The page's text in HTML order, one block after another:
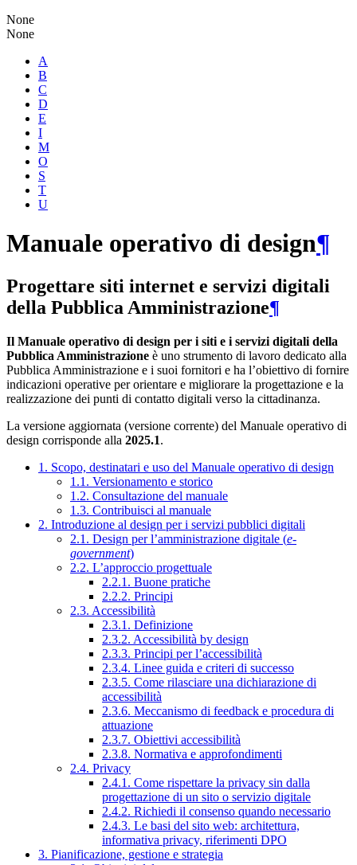
None
None
A
B
C
D
E
I
M
O
S
T
U
Manuale operativo di design¶
Progettare siti internet e servizi digitali
della Pubblica Amministrazione¶
Il Manuale operativo di design per i siti e i servizi digitali della
Pubblica Amministrazione è uno strumento di lavoro dedicato alla
Pubblica Amministrazione e i suoi fornitori e ha l’obiettivo di fornire
indicazioni operative per orientare e migliorare la progettazione e la
realizzazione dei punti di contatto digitali verso la cittadinanza.
La versione aggiornata (versione corrente) del Manuale operativo di
design corrisponde alla 2025.1.
1. Scopo, destinatari e uso del Manuale operativo di design
1.1. Versionamento e storico
1.2. Consultazione del manuale
1.3. Contribuisci al manuale
2. Introduzione al design per i servizi pubblici digitali
2.1. Design per l’amministrazione digitale (e-
government)
2.2. L’approccio progettuale
2.2.1. Buone pratiche
2.2.2. Principi
2.3. Accessibilità
2.3.1. Definizione
2.3.2. Accessibilità by design
2.3.3. Principi per l’accessibilità
2.3.4. Linee guida e criteri di successo
2.3.5. Come rilasciare una dichiarazione di
accessibilità
2.3.6. Meccanismo di feedback e procedura di
attuazione
2.3.7. Obiettivi accessibilità
2.3.8. Normativa e approfondimenti
2.4. Privacy
2.4.1. Come rispettare la privacy sin dalla
progettazione di un sito o servizio digitale
2.4.2. Richiedi il consenso quando necessario
2.4.3. Le basi del sito web: architettura,
informativa privacy, riferimenti DPO
3. Pianificazione, gestione e strategia